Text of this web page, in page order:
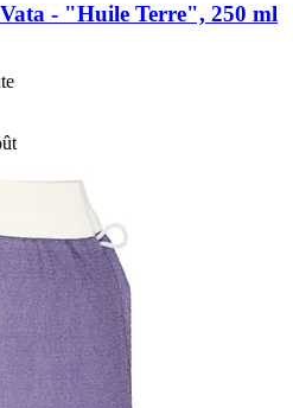
Vata -​ "Huile Terre", 250 ml